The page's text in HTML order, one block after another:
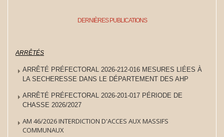
DERNIÈRES PUBLICATIONS
ARRÊTÉS
ARRÊTÉ PRÉFECTORAL 2026-212-016 MESURES LIÉES À
LA SECHERESSE DANS LE DÉPARTEMENT DES AHP
ARRÊTÉ PRÉFECTORAL 2026-201-017 PÉRIODE DE
CHASSE 2026/2027
AM 46/2026 INTERDICTION D'ACCES AUX MASSIFS
COMMUNAUX